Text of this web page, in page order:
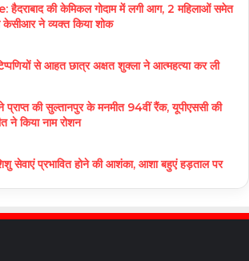
की केमिकल गोदाम में लगी आग, 2 महिलाओं समेत
केसीआर ने व्यक्त किया शोक
से आहत छात्र अक्षत शुक्ला ने आत्महत्या कर ली
की सुल्तानपुर के मनमीत 94वीं रैंक, यूपीएससी की
ने किया नाम रोशन
सेवाएं प्रभावित होने की आशंका, आशा बहुएं हड़ताल पर